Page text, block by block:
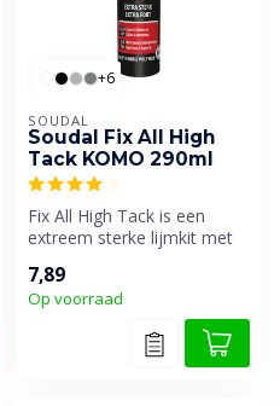
+6
SOUDAL
Soudal Fix All High
Tack KOMO 290ml
Fix All High Tack is een
extreem sterke lijmkit met
aanvangshechti...
7,89
Op voorraad